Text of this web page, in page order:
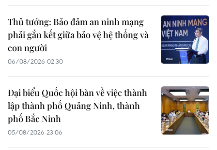
Thủ tướng: Bảo đảm an ninh mạng
phải gắn kết giữa bảo vệ hệ thống và
con người
06/08/2026 02:30
Đại biểu Quốc hội bàn về việc thành
lập thành phố Quảng Ninh, thành
phố Bắc Ninh
05/08/2026 23:06